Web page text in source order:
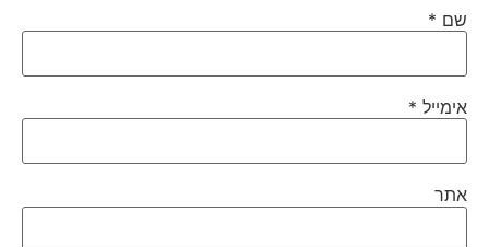
שם*
אימייל*
אתר